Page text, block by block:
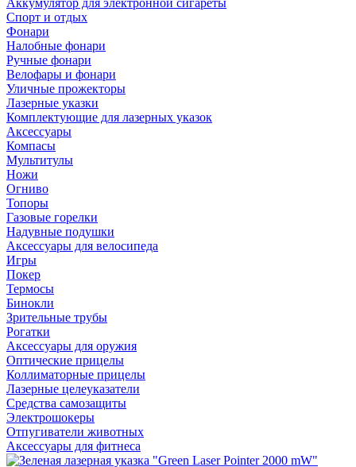
Аккумулятор для электронной сигареты
Спорт и отдых
Фонари
Налобные фонари
Ручные фонари
Велофары и фонари
Уличные прожекторы
Лазерные указки
Комплектующие для лазерных указок
Аксессуары
Компасы
Мультитулы
Ножи
Огниво
Топоры
Газовые горелки
Надувные подушки
Аксессуары для велосипеда
Игры
Покер
Термосы
Бинокли
Зрительные трубы
Рогатки
Аксессуары для оружия
Оптические прицелы
Коллиматорные прицелы
Лазерные целеуказатели
Средства самозащиты
Электрошокеры
Отпугиватели животных
Аксессуары для фитнеса